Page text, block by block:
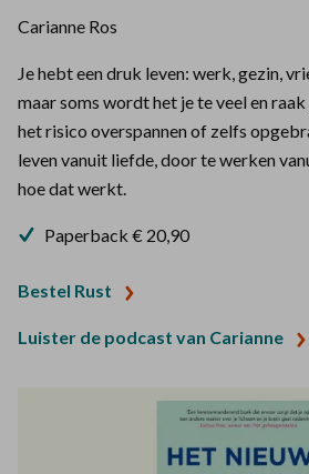
Carianne Ros
Je hebt een druk leven: werk, gezin,
maar soms wordt het je te veel en
het risico overspannen of zelfs
leven vanuit liefde, door te werken
hoe dat werkt.
Paperback € 20,90
Bestel Rust
Luister de podcast van Carianne